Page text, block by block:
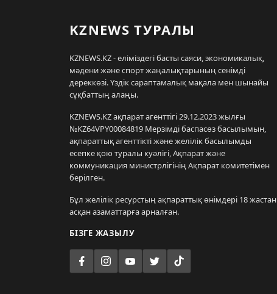
KZNEWS ТУРАЛЫ
KZNEWS.KZ - еліміздегі басты саяси, экономикалық,
мәдени және спорт жаңалықтарының сенімді
дереккөзі. Үздік сараптамалық мақала мен шынайы
сұқбаттың алаңы.
KZNEWS.KZ ақпарат агенттігі 29.12.2023 жылғы
№KZ64VPY00084819 Мерзімді баспасөз басылымын,
ақпараттық агенттікті және желілік басылымды
есепке қою туралы куәлігі, Ақпарат және
коммуникация министрлігінің Ақпарат комитетімен
берілген.
Бұл желілік ресурстың ақпараттық өнімдері 18 жастан
асқан азаматтарға арналған.
БІЗГЕ ЖАЗЫЛУ